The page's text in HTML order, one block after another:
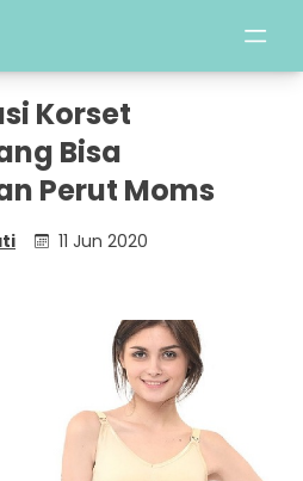
Korset
Bisa
Perut Moms
11 Jun 2020